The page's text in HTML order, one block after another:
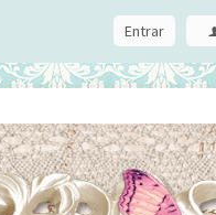
Entrar